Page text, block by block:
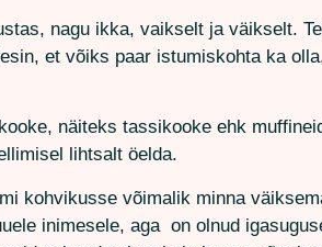
nagu ikka, vaikselt ja väikselt.
et võiks paar istumiskohta ka
näiteks tassikooke ehk
lihtsalt öelda.
kohvikusse võimalik minna
inimesele, aga on olnud